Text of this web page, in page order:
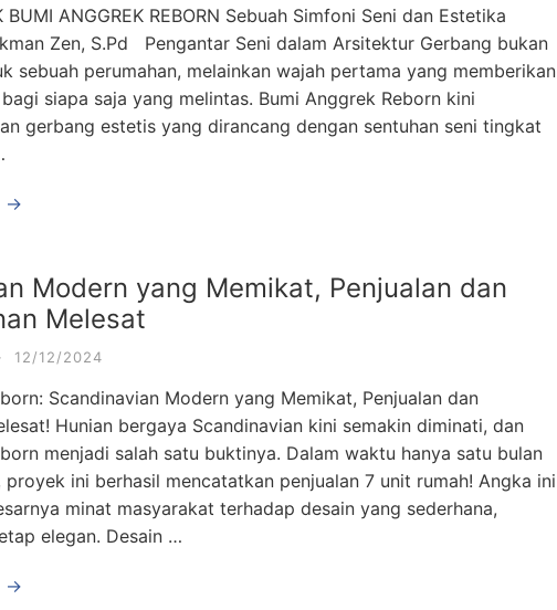
BUMI ANGGREK REBORN Sebuah Simfoni Seni dan Estetika
Zen, S.Pd Pengantar Seni dalam Arsitektur Gerbang bukan
sebuah perumahan, melainkan wajah pertama yang memberikan
siapa saja yang melintas. Bumi Anggrek Reborn kini
gerbang estetis yang dirancang dengan sentuhan seni tingkat
→
Modern yang Memikat, Penjualan dan
Melesat
· 12/12/2024
Scandinavian Modern yang Memikat, Penjualan dan
Hunian bergaya Scandinavian kini semakin diminati, dan
menjadi salah satu buktinya. Dalam waktu hanya satu bulan
proyek ini berhasil mencatatkan penjualan 7 unit rumah! Angka ini
minat masyarakat terhadap desain yang sederhana,
elegan. Desain …
→